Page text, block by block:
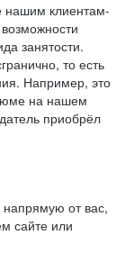
клиентам-
занятости.
то есть
Например, это
на нашем
приобрёл
от вас,
сайте или